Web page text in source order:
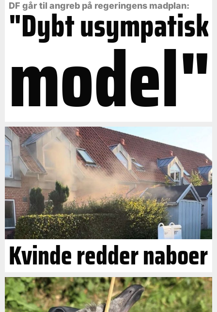
DF går til angreb på regeringens madplan:
"Dybt usympatisk
model"
Kvinde redder naboer